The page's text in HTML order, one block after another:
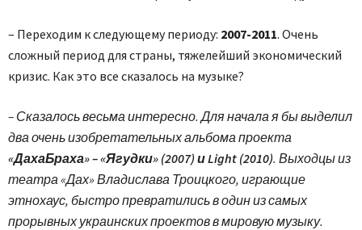
– Переходим к следующему периоду: 2007-2011. Очень
сложный период для страны, тяжелейший экономический
кризис. Как это все сказалось на музыке?
– Сказалось весьма интересно. Для начала я бы выделил
два очень изобретательных альбома проекта
«ДахаБраха» – «Ягудки» (2007) и Light (2010). Выходцы из
театра «Дах» Владислава Троицкого, играющие
этнохаус, быстро превратились в один из самых
прорывных украинских проектов в мировую музыку.